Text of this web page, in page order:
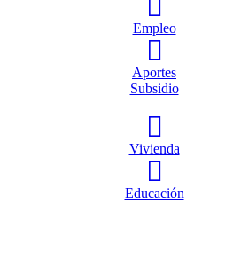
Empleo
Aportes
Subsidio
Vivienda
Educación